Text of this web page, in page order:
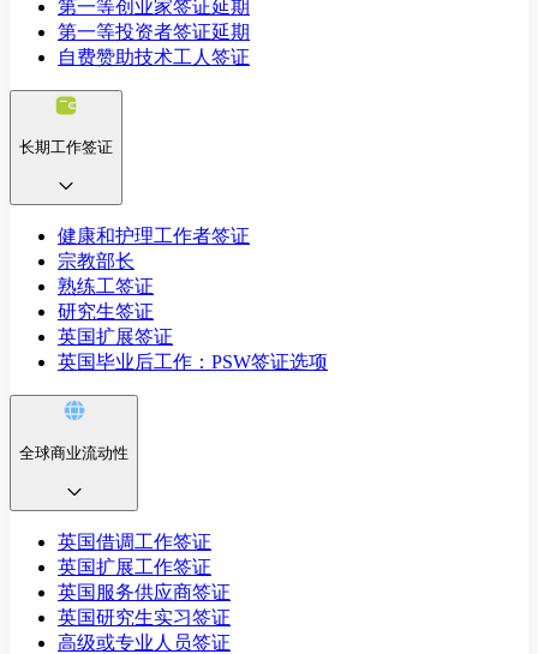
第一等创业家签证延期
第一等投资者签证延期
自费赞助技术工人签证
长期工作签证
健康和护理工作者签证
宗教部长
熟练工签证
研究生签证
英国扩展签证
英国毕业后工作：PSW签证选项
全球商业流动性
英国借调工作签证
英国扩展工作签证
英国服务供应商签证
英国研究生实习签证
高级或专业人员签证